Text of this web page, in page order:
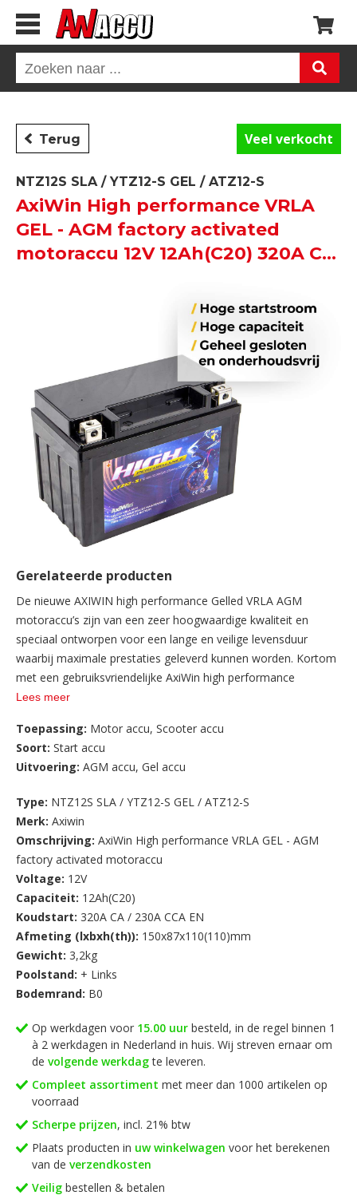
Terug Veel verkocht
NTZ12S SLA / YTZ12-S GEL / ATZ12-S
AxiWin High performance VRLA
GEL - AGM factory activated
motoraccu 12V 12Ah(C20) 320A CA
Gerelateerde producten
De nieuwe AXIWIN high performance Gelled VRLA AGM
motoraccu’s zijn van een zeer hoogwaardige kwaliteit en
speciaal ontworpen voor een lange en veilige levensduur
waarbij maximale prestaties geleverd kunnen worden. Kortom
met een gebruiksvriendelijke AxiWin high performance
motoraccu komt u tot aanzienlijk betere startprestaties!
Lees meer
Toepassing: Motor accu, Scooter accu
Soort: Start accu
Uitvoering: AGM accu, Gel accu
Type: NTZ12S SLA / YTZ12-S GEL / ATZ12-S
Merk: Axiwin
Omschrijving: AxiWin High performance VRLA GEL - AGM
factory activated motoraccu
Voltage: 12V
Capaciteit: 12Ah(C20)
Koudstart: 320A CA / 230A CCA EN
Afmeting (lxbxh(th)): 150x87x110(110)mm
Gewicht: 3,2kg
Poolstand: + Links
Bodemrand: B0
Op werkdagen voor 15.00 uur besteld, in de regel binnen 1
à 2 werkdagen in Nederland in huis. Wij streven ernaar om
de volgende werkdagte leveren.
Compleet assortiment met meer dan 1000 artikelen op
voorraad
Scherpe prijzen, incl. 21% btw
Plaats producten in uw winkelwagen voor het berekenen
van de verzendkosten
Veilig bestellen & betalen